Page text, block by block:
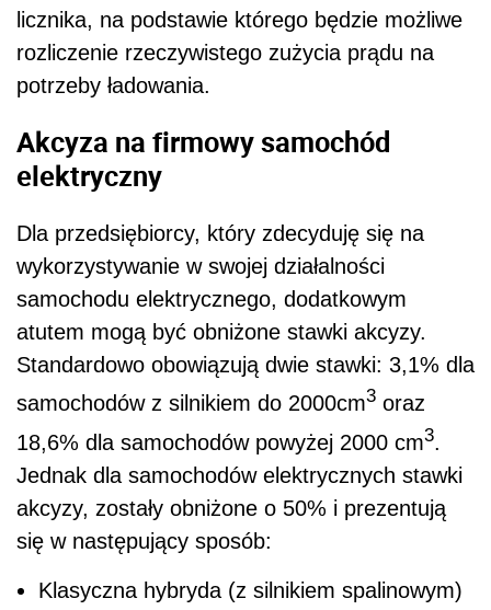
licznika, na podstawie którego będzie możliwe
rozliczenie rzeczywistego zużycia prądu na
potrzeby ładowania.
Akcyza na firmowy samochód
elektryczny
Dla przedsiębiorcy, który zdecyduję się na
wykorzystywanie w swojej działalności
samochodu elektrycznego, dodatkowym
atutem mogą być obniżone stawki akcyzy.
Standardowo obowiązują dwie stawki: 3,1% dla
samochodów z silnikiem do 2000cm3 oraz
18,6% dla samochodów powyżej 2000 cm3.
Jednak dla samochodów elektrycznych stawki
akcyzy, zostały obniżone o 50% i prezentują
się w następujący sposób:
Klasyczna hybryda (z silnikiem spalinowym)